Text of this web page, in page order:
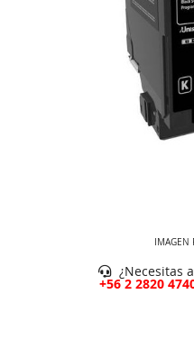
IMAGEN
¿Necesitas
+56 2 2820